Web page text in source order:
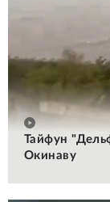
Тайфун
Окинаву